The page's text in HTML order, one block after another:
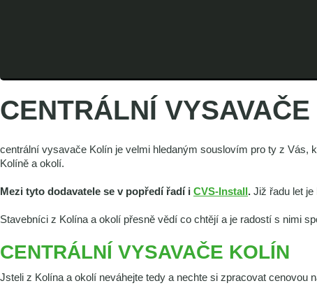
CENTRÁLNÍ
centrální vysavače Kolín je velmi hledaným souslovím pro ty z
Kolíně a okolí.
Mezi tyto dodavatele se v popředí řadí i CVS-Install . Již řadu let
Stavebníci z Kolína a okolí přesně vědí co chtějí a je radostí s nimi
CENTRÁLNÍ VYSAVAČE KOLÍN
Jsteli z Kolína a okolí neváhejte tedy a nechte si zpracovat cenovou